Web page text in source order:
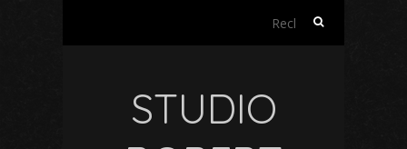
Rechercher :
STUDIO